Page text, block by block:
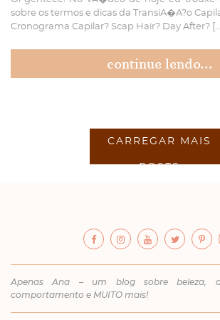
sobre os termos e dicas da TransiA�A?o
Cronograma Capilar? Scap Hair? Day After? […]
continue lendo...
CARREGAR MAIS
POSTS
Apenas Ana – um blog sobre beleza,
comportamento e MUITO mais!